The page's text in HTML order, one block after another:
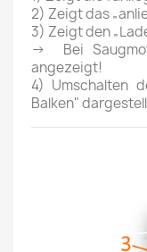
2) Zeigt das
3) Zeigt den
→
Bei
angezeigt!
4) Umschalten
Balken"